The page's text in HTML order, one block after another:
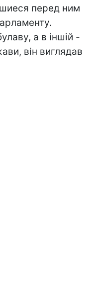
перед ним
а в іншій -
він виглядав